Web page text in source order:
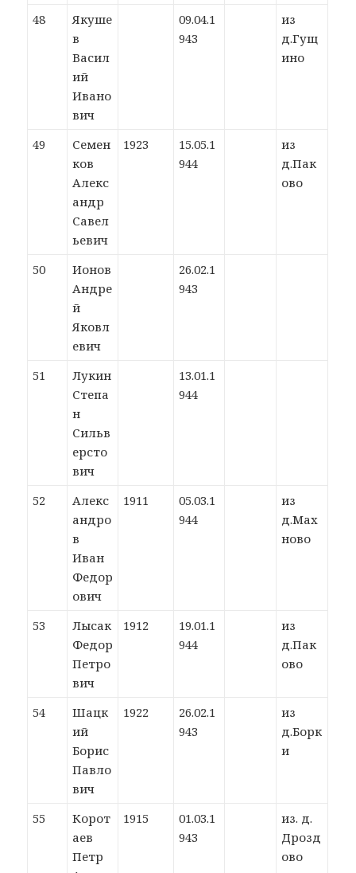
48
Якуше
в
Васил
ий
Ивано
вич
09.04.1
943
из
д.Гущ
ино
49
Семен
ков
Алекс
андр
Савел
ьевич
1923
15.05.1
944
из
д.Пак
ово
50
Ионов
Андре
й
Яковл
евич
26.02.1
943
51
Лукин
Степа
н
Сильв
ерсто
вич
13.01.1
944
52
Алекс
андро
в
Иван
Федор
ович
1911
05.03.1
944
из
д.Мах
ново
53
Лысак
Федор
Петро
вич
1912
19.01.1
944
из
д.Пак
ово
54
Шацк
ий
Борис
Павло
вич
1922
26.02.1
943
из
д.Борк
и
55
Корот
аев
Петр
1915
01.03.1
943
из. д.
Дрозд
ово